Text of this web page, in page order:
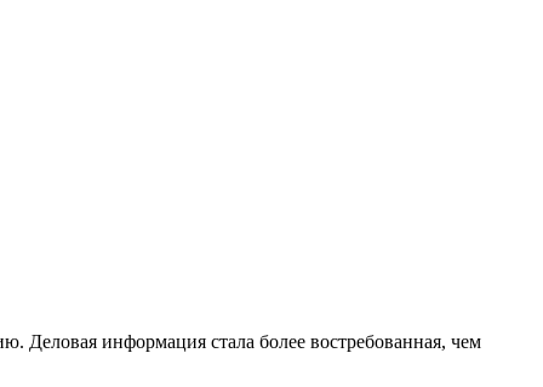
Деловая информация стала более востребованная, чем